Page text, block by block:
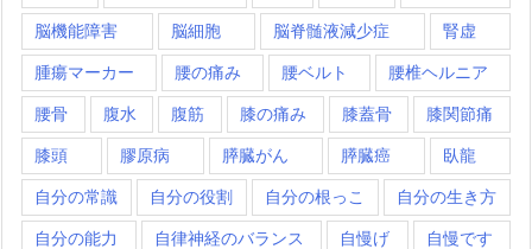
脳機能障害 脳細胞 脳脊髄液減少症 腎虚
腫瘍マーカー 腰の痛み 腰ベルト 腰椎ヘルニア
腰骨 腹水 腹筋 膝の痛み 膝蓋骨 膝関節痛
膝頭 膠原病 膵臓がん 膵臓癌 臥龍
自分の常識 自分の役割 自分の根っこ 自分の生き方
自分の能力 自律神経のバランス 自慢げ 自慢です